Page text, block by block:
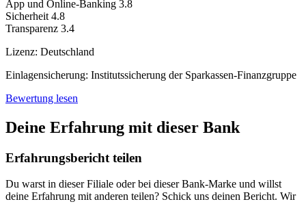
App und Online-Banking 3.8
Sicherheit 4.8
Transparenz 3.4
Lizenz: Deutschland
Einlagensicherung: Institutssicherung der Sparkassen-Finanzgruppe
Bewertung lesen
Deine Erfahrung mit dieser Bank
Erfahrungsbericht teilen
Du warst in dieser Filiale oder bei dieser Bank-Marke und willst
deine Erfahrung mit anderen teilen? Schick uns deinen Bericht. Wir